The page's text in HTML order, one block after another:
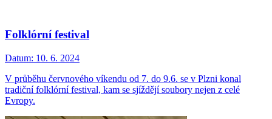
Folklórní festival
Datum: 10. 6. 2024
V průběhu červnového víkendu od 7. do 9.6. se v Plzni konal
tradiční folklórní festival, kam se sjíždějí soubory nejen z celé
Evropy.